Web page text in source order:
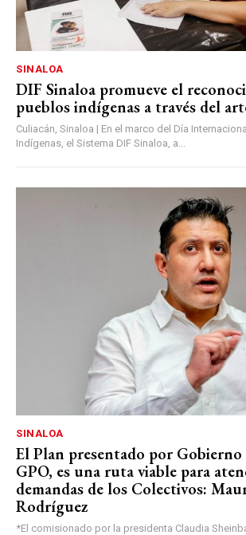
SINALOA
DIF Sinaloa promueve el
pueblos indígenas a través del
Culiacán, Sinaloa | En el marco del Día
Indígenas, el Sistema DIF Sinaloa, a...
SINALOA
El Plan presentado por
GPO, es una ruta viable para
demandas de los Colectivos:
Rodríguez
*El comisionado por la presidenta Claudia